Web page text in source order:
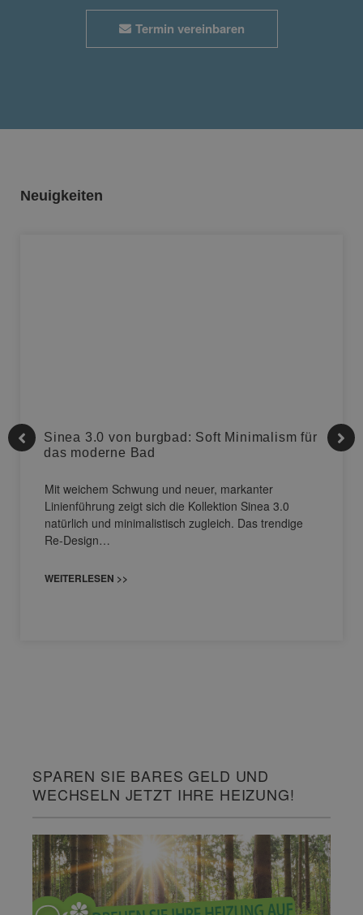
Termin vereinbaren
Neuigkeiten
Sinea 3.0 von burgbad: Soft Minimalism für
das moderne Bad
Mit weichem Schwung und neuer, markanter
Linienführung zeigt sich die Kollektion Sinea 3.0
natürlich und minimalistisch zugleich. Das trendige
Re-Design…
WEITERLESEN >>
SPAREN SIE BARES GELD UND
WECHSELN JETZT IHRE HEIZUNG!